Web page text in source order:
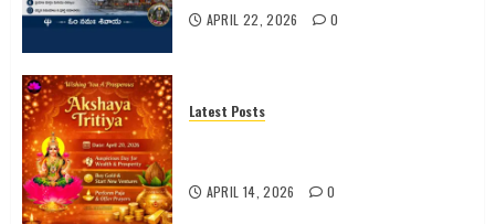
APRIL 22, 2026 0
Latest Posts
APRIL 14, 2026 0